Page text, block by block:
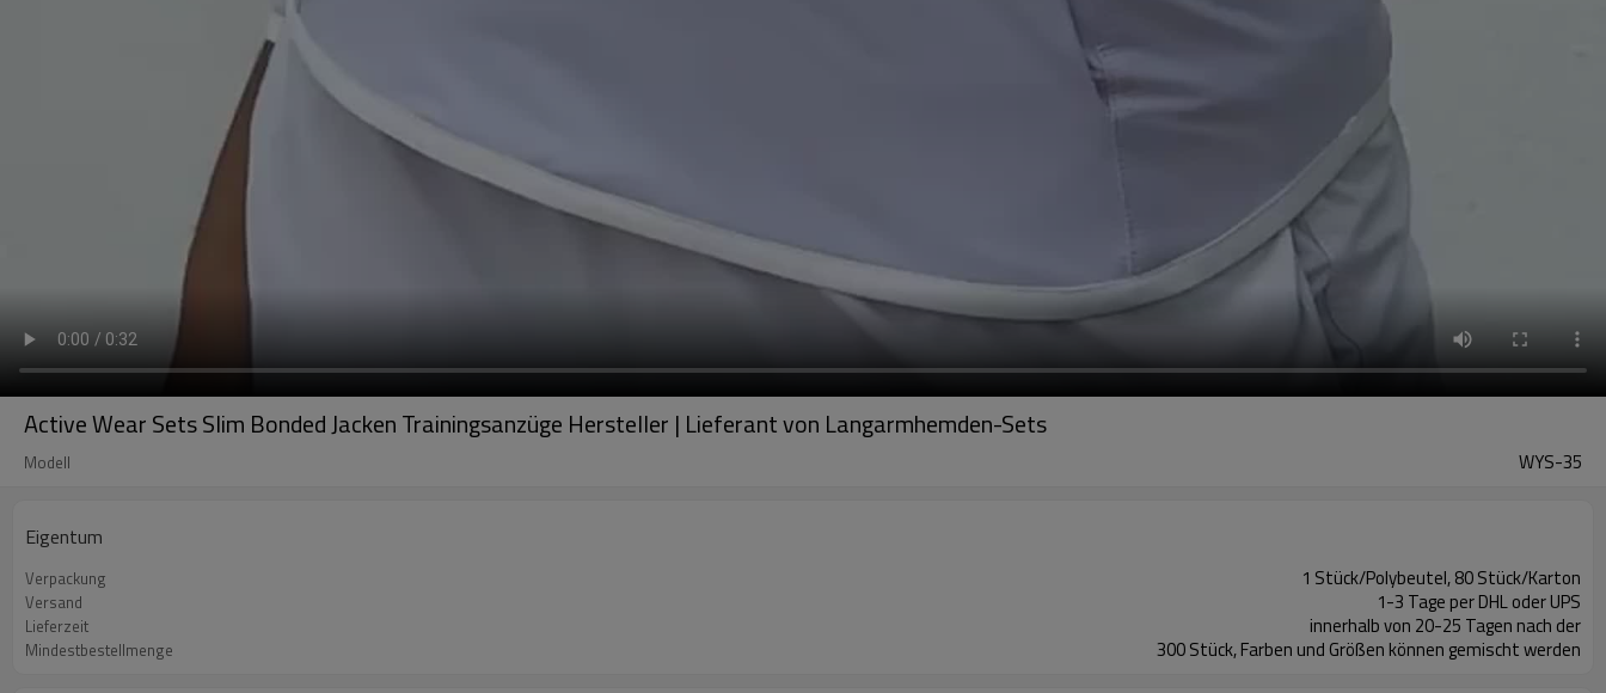
Active Wear Sets Slim Bonded Jacken Trainingsanzüge Hersteller | Lieferant von Langarmhemden-Sets
Modell WYS-35
Eigentum
Verpackung 1 Stück/Polybeutel, 80 Stück/Karton
Versand 1-3 Tage per DHL oder UPS
Lieferzeit innerhalb von 20-25 Tagen nach der
Mindestbestellmenge 300 Stück, Farben und Größen können gemischt werden